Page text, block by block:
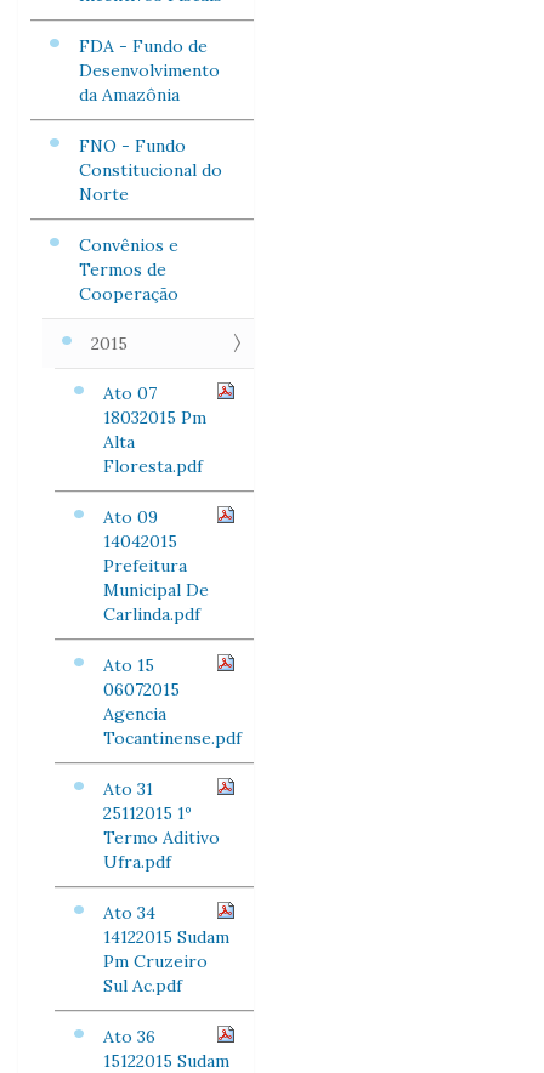
FDA - Fundo de
Desenvolvimento
da Amazônia
FNO - Fundo
Constitucional do
Norte
Convênios e
Termos de
Cooperação
2015
Ato 07
18032015 Pm
Alta
Floresta.pdf
Ato 09
14042015
Prefeitura
Municipal De
Carlinda.pdf
Ato 15
06072015
Agencia
Tocantinense.pdf
Ato 31
25112015 1º
Termo Aditivo
Ufra.pdf
Ato 34
14122015 Sudam
Pm Cruzeiro
Sul Ac.pdf
Ato 36
15122015 Sudam